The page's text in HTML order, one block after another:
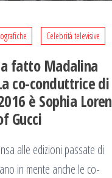
Celebrità televisive
fatto Madalina
co-conduttrice di
è Sophia Loren
Gucci
alle edizioni passate di
in mente anche le co-